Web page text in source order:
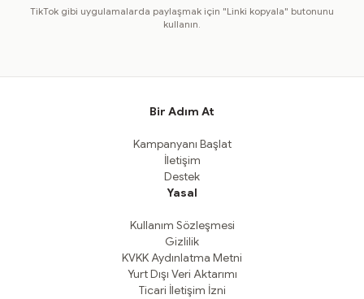
TikTok gibi uygulamalarda paylaşmak için "Linki kopyala" butonunu
kullanın.
Bir Adım At
Kampanyanı Başlat
İletişim
Destek
Yasal
Kullanım Sözleşmesi
Gizlilik
KVKK Aydınlatma Metni
Yurt Dışı Veri Aktarımı
Ticari İletişim İzni